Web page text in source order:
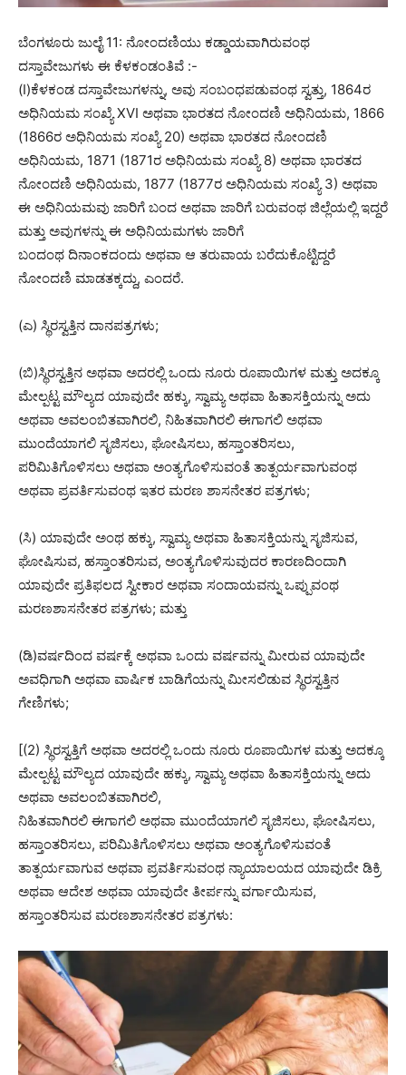
ಬೆಂಗಳೂರು ಜುಲೈ 11: ನೋಂದಣಿಯು ಕಡ್ಡಾಯವಾಗಿರುವಂಥ
ದಸ್ತಾವೇಜುಗಳು ಈ ಕೆಳಕಂಡಂತಿವೆ :-
(I)ಕೆಳಕಂಡ ದಸ್ತಾವೇಜುಗಳನ್ನು, ಅವು ಸಂಬಂಧಪಡುವಂಥ ಸ್ವತ್ತು, 1864ರ
ಅಧಿನಿಯಮ ಸಂಖ್ಯೆ XVI ಅಥವಾ ಭಾರತದ ನೋಂದಣಿ ಅಧಿನಿಯಮ, 1866
(1866ರ ಅಧಿನಿಯಮ ಸಂಖ್ಯೆ 20) ಅಥವಾ ಭಾರತದ ನೋಂದಣಿ
ಅಧಿನಿಯಮ, 1871 (1871ರ ಅಧಿನಿಯಮ ಸಂಖ್ಯೆ 8) ಅಥವಾ ಭಾರತದ
ನೋಂದಣಿ ಅಧಿನಿಯಮ, 1877 (1877ರ ಅಧಿನಿಯಮ ಸಂಖ್ಯೆ 3) ಅಥವಾ
ಈ ಅಧಿನಿಯಮವು ಜಾರಿಗೆ ಬಂದ ಅಥವಾ ಜಾರಿಗೆ ಬರುವಂಥ ಜಿಲ್ಲೆಯಲ್ಲಿ ಇದ್ದರೆ
ಮತ್ತು ಅವುಗಳನ್ನು ಈ ಅಧಿನಿಯಮಗಳು ಜಾರಿಗೆ
ಬಂದಂಥ ದಿನಾಂಕದಂದು ಅಥವಾ ಆ ತರುವಾಯ ಬರೆದುಕೊಟ್ಟಿದ್ದರೆ
ನೋಂದಣಿ ಮಾಡತಕ್ಕದ್ದು, ಎಂದರೆ.
(ಎ) ಸ್ಥಿರಸ್ವತ್ತಿನ ದಾನಪತ್ರಗಳು;
(ಬಿ)ಸ್ಥಿರಸ್ವತ್ತಿನ ಅಥವಾ ಅದರಲ್ಲಿ ಒಂದು ನೂರು ರೂಪಾಯಿಗಳ ಮತ್ತು ಅದಕ್ಕೂ
ಮೇಲ್ಪಟ್ಟ ಮೌಲ್ಯದ ಯಾವುದೇ ಹಕ್ಕು, ಸ್ವಾಮ್ಯ ಅಥವಾ ಹಿತಾಸಕ್ತಿಯನ್ನು ಅದು
ಅಥವಾ ಅವಲಂಬಿತವಾಗಿರಲಿ, ನಿಹಿತವಾಗಿರಲಿ ಈಗಾಗಲಿ ಅಥವಾ
ಮುಂದೆಯಾಗಲಿ ಸೃಜಿಸಲು, ಘೋಷಿಸಲು, ಹಸ್ತಾಂತರಿಸಲು,
ಪರಿಮಿತಿಗೊಳಿಸಲು ಅಥವಾ ಅಂತ್ಯಗೊಳಿಸುವಂತೆ ತಾತ್ಪರ್ಯವಾಗುವಂಥ
ಅಥವಾ ಪ್ರವರ್ತಿಸುವಂಥ ಇತರ ಮರಣ ಶಾಸನೇತರ ಪತ್ರಗಳು;
(ಸಿ) ಯಾವುದೇ ಅಂಥ ಹಕ್ಕು, ಸ್ವಾಮ್ಯ ಅಥವಾ ಹಿತಾಸಕ್ತಿಯನ್ನು ಸೃಜಿಸುವ,
ಘೋಷಿಸುವ, ಹಸ್ತಾಂತರಿಸುವ, ಅಂತ್ಯಗೊಳಿಸುವುದರ ಕಾರಣದಿಂದಾಗಿ
ಯಾವುದೇ ಪ್ರತಿಫಲದ ಸ್ವೀಕಾರ ಅಥವಾ ಸಂದಾಯವನ್ನು ಒಪ್ಪುವಂಥ
ಮರಣಶಾಸನೇತರ ಪತ್ರಗಳು; ಮತ್ತು
(ಡಿ)ವರ್ಷದಿಂದ ವರ್ಷಕ್ಕೆ ಅಥವಾ ಒಂದು ವರ್ಷವನ್ನು ಮೀರುವ ಯಾವುದೇ
ಅವಧಿಗಾಗಿ ಅಥವಾ ವಾರ್ಷಿಕ ಬಾಡಿಗೆಯನ್ನು ಮೀಸಲಿಡುವ ಸ್ಥಿರಸ್ವತ್ತಿನ
ಗೇಣಿಗಳು;
[(2) ಸ್ಥಿರಸ್ವತ್ತಿಗೆ ಅಥವಾ ಅದರಲ್ಲಿ ಒಂದು ನೂರು ರೂಪಾಯಿಗಳ ಮತ್ತು ಅದಕ್ಕೂ
ಮೇಲ್ಪಟ್ಟ ಮೌಲ್ಯದ ಯಾವುದೇ ಹಕ್ಕು, ಸ್ವಾಮ್ಯ ಅಥವಾ ಹಿತಾಸಕ್ತಿಯನ್ನು ಅದು
ಅಥವಾ ಅವಲಂಬಿತವಾಗಿರಲಿ,
ನಿಹಿತವಾಗಿರಲಿ ಈಗಾಗಲಿ ಅಥವಾ ಮುಂದೆಯಾಗಲಿ ಸೃಜಿಸಲು, ಘೋಷಿಸಲು,
ಹಸ್ತಾಂತರಿಸಲು, ಪರಿಮಿತಿಗೊಳಿಸಲು ಅಥವಾ ಅಂತ್ಯಗೊಳಿಸುವಂತೆ
ತಾತ್ಪರ್ಯವಾಗುವ ಅಥವಾ ಪ್ರವರ್ತಿಸುವಂಥ ನ್ಯಾಯಾಲಯದ ಯಾವುದೇ ಡಿಕ್ರಿ
ಅಥವಾ ಆದೇಶ ಅಥವಾ ಯಾವುದೇ ತೀರ್ಪನ್ನು ವರ್ಗಾಯಿಸುವ,
ಹಸ್ತಾಂತರಿಸುವ ಮರಣಶಾಸನೇತರ ಪತ್ರಗಳು: